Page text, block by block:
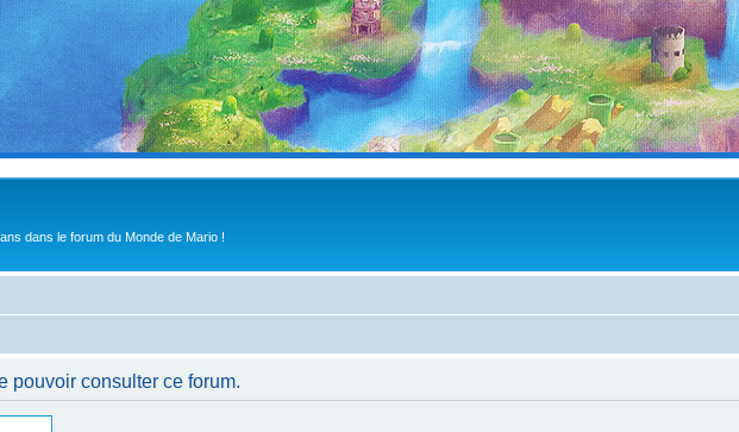
dans le forum du Monde de Mario !
pouvoir consulter ce forum.